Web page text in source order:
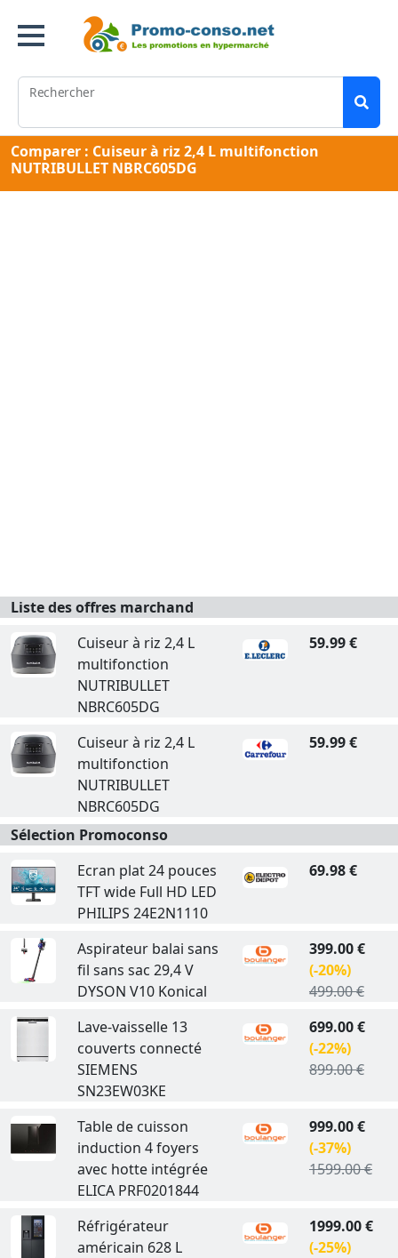
Rechercher
Comparer : Cuiseur à riz 2,4 L multifonction
NUTRIBULLET NBRC605DG
Liste des offres marchand
Cuiseur à riz 2,4 L
multifonction
NUTRIBULLET
NBRC605DG
59.99 €
Cuiseur à riz 2,4 L
multifonction
NUTRIBULLET
NBRC605DG
59.99 €
Sélection Promoconso
Ecran plat 24 pouces
TFT wide Full HD LED
PHILIPS 24E2N1110
69.98 €
Aspirateur balai sans
fil sans sac 29,4 V
DYSON V10 Konical
399.00 €
(-20%)
499.00 €
Lave-vaisselle 13
couverts connecté
SIEMENS
SN23EW03KE
699.00 €
(-22%)
899.00 €
Table de cuisson
induction 4 foyers
avec hotte intégrée
ELICA PRF0201844
999.00 €
(-37%)
1599.00 €
Réfrigérateur
américain 628 L
1999.00 €
(-25%)